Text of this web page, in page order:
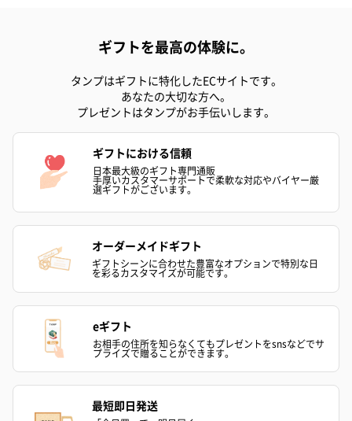
ギフトを最高の体験に。
タンプはギフトに特化したECサイトです。
あなたの大切な方へ。
プレゼントはタンプがお手伝いします。
ギフトにおける信頼
日本最大級のギフト専門通販
手厚いカスタマーサポートで柔軟な対応やバイヤー厳
選ギフトがございます。
オーダーメイドギフト
ギフトシーンに合わせた豊富なオプションで特別な日
を彩るカスタマイズが可能です。
eギフト
お相手の住所を知らなくてもプレゼントをsnsなどでサ
プライズで贈ることができます。
最短即日発送